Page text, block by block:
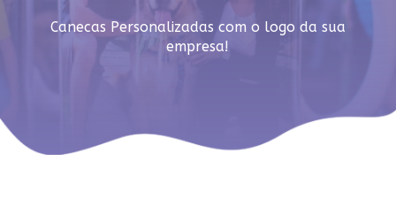
Canecas Personalizadas com o logo da sua
empresa!